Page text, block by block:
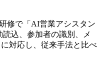
修で「AI営業アシスタン
読込、参加者の識別、メ
対応し、従来手法と比べ